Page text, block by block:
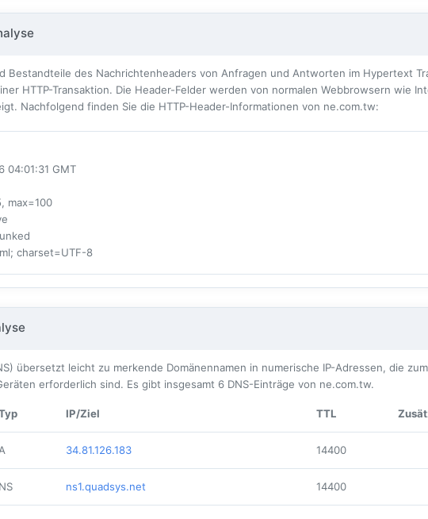
Bestandteile des Nachrichtenheaders von Anfragen und Antworten im Hypertext
HTTP-Transaktion. Die Header-Felder werden von normalen Webbrowsern wie
Nachfolgend finden Sie die HTTP-Header-Informationen von ne.com.tw:
04:01:31 GMT
max=100
charset=UTF-8
übersetzt leicht zu merkende Domänennamen in numerische IP-Adressen, die
erforderlich sind. Es gibt insgesamt 6 DNS-Einträge von ne.com.tw.
IP/Ziel TTL
34.81.126.183 14400
NS ns1.quadsys.net 14400